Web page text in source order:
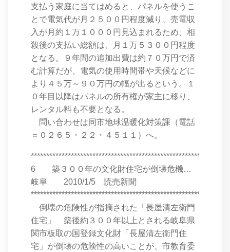
支払う家庭に当てはめると、パネルを使うこ
とで電気代が月２５００円程度減り、売電収
入が月約１万１０００円見込まれるため、相
殺後の支払い総額は、月１万５３００円程度
となる。９年間の追加出費は約７０万円で済
む計算だが、電気の使用時間帯や天候などに
より４５万～９０万円の幅が出るという。１
０年目以降はパネルの所有権が家主に移り、
レンタル料も不要となる。
問い合わせは同市地球温暖化対策課（電話
＝０２６５・２２・４５１１）へ。
6 築３００年の文化財住宅が倒壊危機…
岐阜 2010/1/5 読売新聞
倒壊の危険性が指摘された「長屋清左衛門
住宅」 築後約３００年以上とされる岐阜県
関市板取の国登録文化財「長屋清左衛門住
宅」が倒壊の危険性の高いことが、市教育委